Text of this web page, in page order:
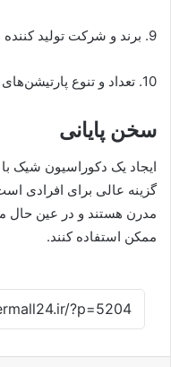
9. برند و شرکت تولید کننده
10. تعداد و تنوع پارتیشن‌های سفارش داده شده
سخن پایانی
ایجاد یک دکوراسیون شیک
گزینه عالی برای افرادی
مدرن هستند و در عین حال
ممکن استفاده کنند.